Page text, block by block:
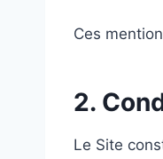
Ces
2.
Le Site